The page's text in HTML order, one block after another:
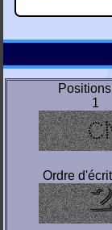
1
Ordre